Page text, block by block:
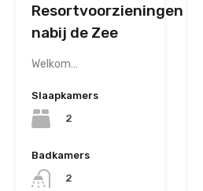
Resortvoorzieningen
nabij de Zee
Welkom…
Slaapkamers
2
Badkamers
2